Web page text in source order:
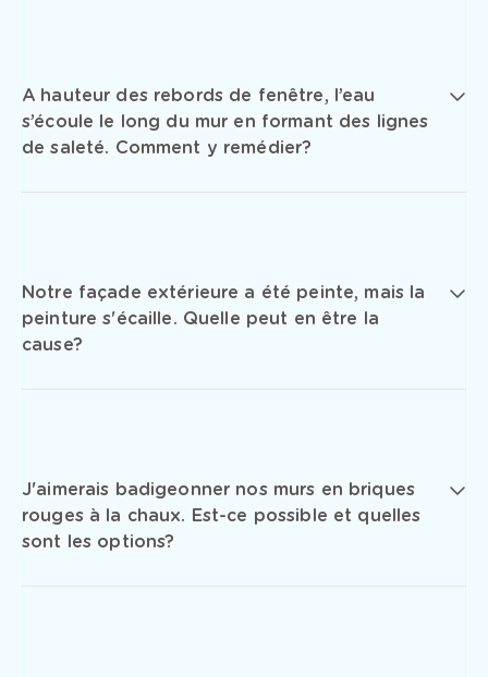
A hauteur des rebords de fenêtre, l’eau
s’écoule le long du mur en formant des lignes
de saleté. Comment y remédier?
Notre façade extérieure a été peinte, mais la
peinture s'écaille. Quelle peut en être la
cause?
J'aimerais badigeonner nos murs en briques
rouges à la chaux. Est-ce possible et quelles
sont les options?